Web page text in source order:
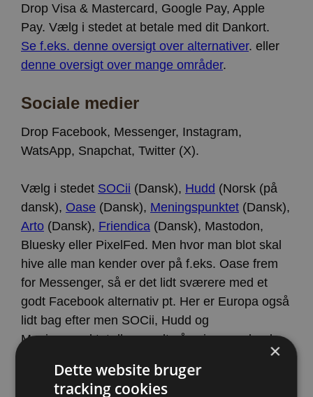
Drop Visa & Mastercard, Google Pay, Apple
Pay. Vælg i stedet at betale med dit Dankort.
Se f.eks. denne oversigt over alternativer. eller
denne oversigt over mange områder.
Sociale medier
Drop Facebook, Messenger, Instagram,
WatsApp, Snapchat, Twitter (X).
Vælg i stedet SOCii (Dansk), Hudd (Norsk (på
dansk), Oase (Dansk), Meningspunktet (Dansk),
Arto (Dansk), Friendica (Dansk), Mastodon,
Bluesky eller PixelFed. Men hvor man blot skal
hive alle man kender over på f.eks. Oase frem
for Messenger, så er det lidt sværere med et
godt Facebook alternativ pt. Her er Europa også
lidt bag efter men SOCii, Hudd og
Meningspunktet.dk er godt på vej, spændende
Socii findes
desuden på Engelsk. MensHudd
×
Dette website bruger
tracking cookies